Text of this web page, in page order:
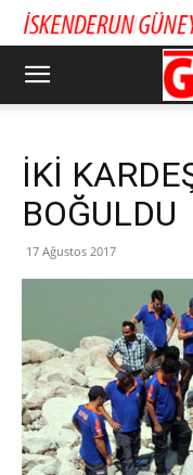
İKİ
BOĞULDU
17 Ağustos 2017